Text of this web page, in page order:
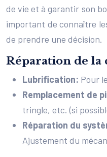
de vie et à garantir son
important de connaître
de prendre une décision.
Réparation de la
Lubrification: Pour
Remplacement de
tringle, etc. (si
Réparation du
Ajustement du